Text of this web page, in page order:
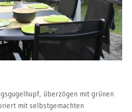
überzögen mit grünen
mit selbstgemachten